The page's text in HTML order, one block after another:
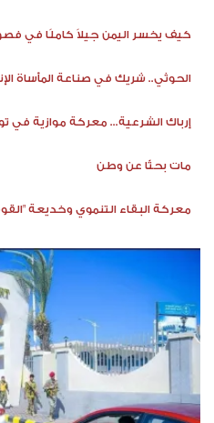
كيف يخسر اليمن جيلاً كاملًا في
الحوثي.. شريك في صناعة المأساة
إرباك الشرعية... معركة موازية في
مات بحثًا عن وطن
معركة البقاء التنموي وخديعة